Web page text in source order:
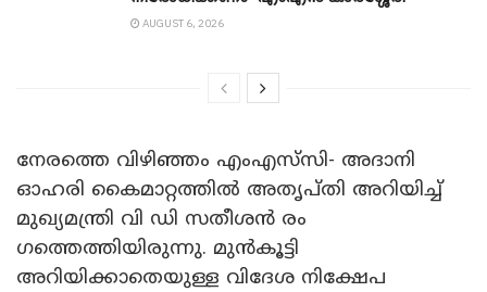
AUGUST 6, 2026
നേരത്തെ വിഴിഞ്ഞം എംഎസ്‍സി- അ​ദാനി
ഓഹരി കൈമാറ്റത്തിൽ അതൃപ്തി അറിയിച്ച്
മുഖ്യമന്ത്രി വി ഡി സതീശൻ രം​
ഗത്തെത്തിയിരുന്നു. മുൻകൂട്ടി
അറിയിക്കാതെയുള്ള വിദേശ നിക്ഷേപ